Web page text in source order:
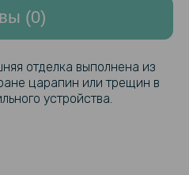
(0)
отделка выполнена из
царапин или трещин в
устройства.